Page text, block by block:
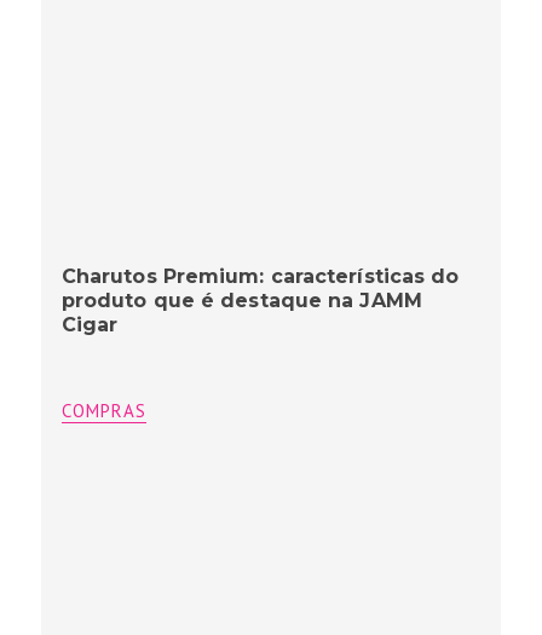
Charutos Premium: características do
produto que é destaque na JAMM
Cigar
COMPRAS